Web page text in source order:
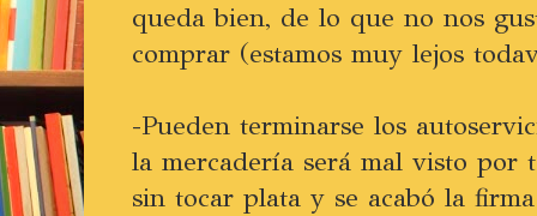
queda bien, de lo que no nos
comprar (estamos muy lejos
-Pueden terminarse los
la mercadería será mal visto por
sin tocar plata y se acabó la